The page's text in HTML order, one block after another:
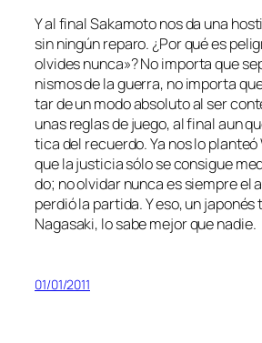
Y al fi­nal Sakamoto nos da una
sin nin­gún re­pa­ro. ¿Por qué es
ol­vi­des nun­ca»? No im­por­ta que
nis­mos de la gue­rra, no im­por­ta
tar de un mo­do ab­so­lu­to al ser
unas re­glas de jue­go, al fi­nal aun
ti­ca del re­cuer­do. Ya nos lo
que la jus­ti­cia só­lo se con­si­gue
do; no ol­vi­dar nun­ca es siem­pre el
per­dió la par­ti­da. Y eso, un
Nagasaki, lo sa­be me­jor que nadie.
01/01/2011